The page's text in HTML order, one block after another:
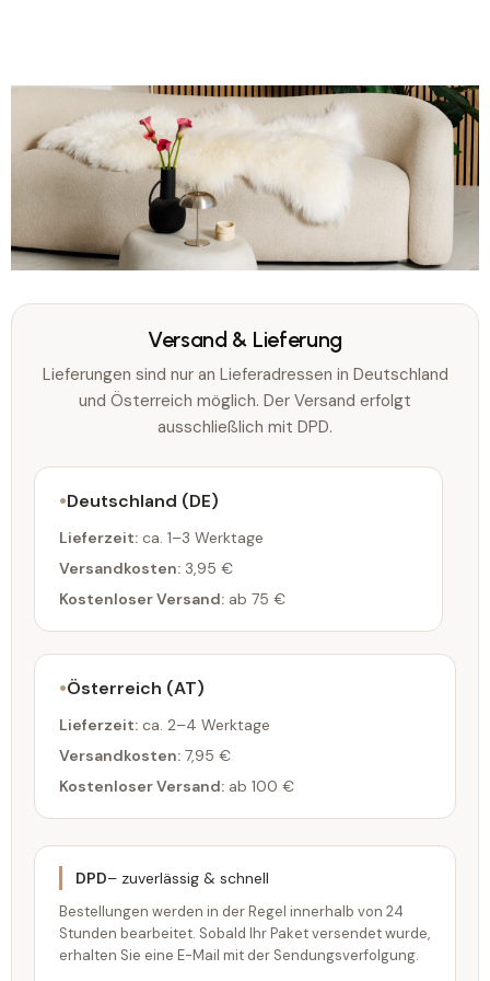
Versand & Lieferung
Lieferungen sind nur an Lieferadressen in Deutschland
und Österreich möglich. Der Versand erfolgt
ausschließlich mit DPD.
Deutschland (DE)
Lieferzeit: ca. 1–3 Werktage
Versandkosten: 3,95 €
Kostenloser Versand: ab 75 €
Österreich (AT)
Lieferzeit: ca. 2–4 Werktage
Versandkosten: 7,95 €
Kostenloser Versand: ab 100 €
DPD– zuverlässig & schnell
Bestellungen werden in der Regel innerhalb von 24
Stunden bearbeitet. Sobald Ihr Paket versendet wurde,
erhalten Sie eine E-Mail mit der Sendungsverfolgung.